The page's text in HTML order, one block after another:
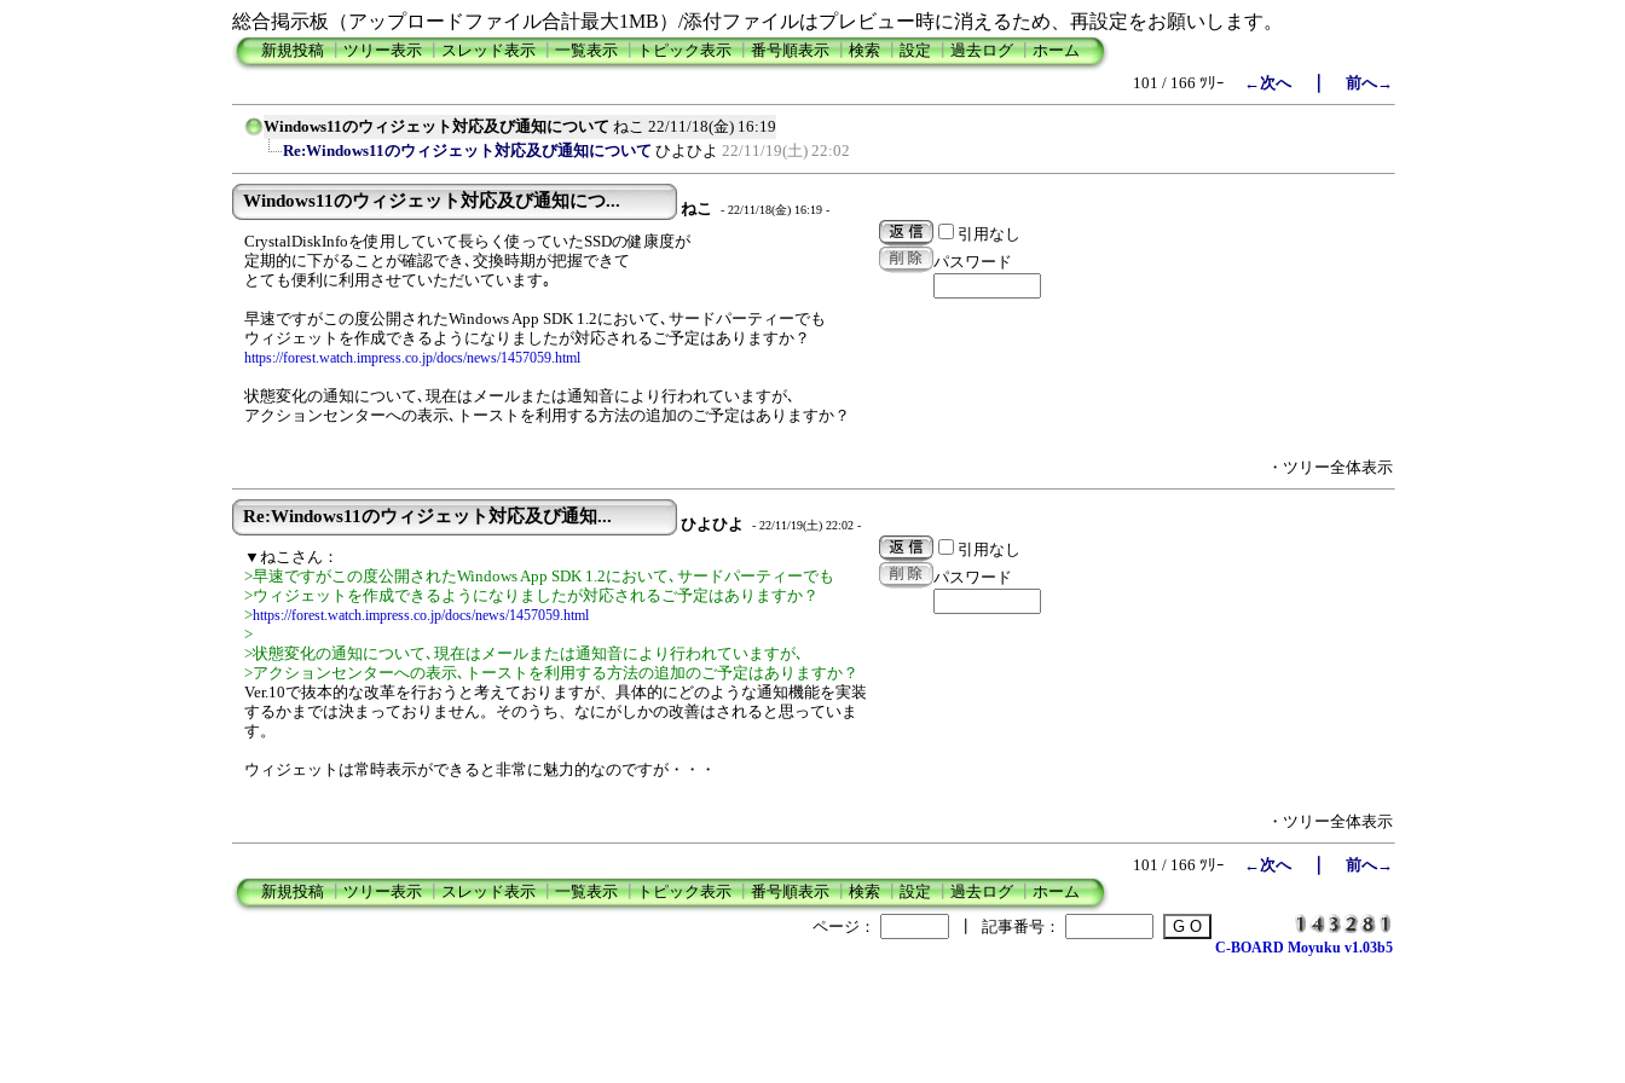
総合掲示板（アップロードファイル合計最大1MB）/添付ファイルはプレビュー時に消えるため、再設定をお願いします。
新規投稿┃ツリー表示┃スレッド表示┃一覧表示┃トピック表示┃番号順表示┃検索┃設定┃過去ログ┃ホーム
101 / 166 ﾂﾘｰ
←次へ｜ 前へ→
Windows11のウィジェット対応及び通知について ねこ 22/11/18(金) 16:19
Re:Windows11のウィジェット対応及び通知について ひよひよ 22/11/19(土) 22:02
Windows11のウィジェット対応及び通知につ... ねこ - 22/11/18(金) 16:19 -
CrystalDiskInfoを使用していて長らく使っていたSSDの健康度が
定期的に下がることが確認でき､交換時期が把握できて
とても便利に利用させていただいています｡
早速ですがこの度公開されたWindows App SDK 1.2において､サードパーティーでも
ウィジェットを作成できるようになりましたが対応されるご予定はありますか？
https://forest.watch.impress.co.jp/docs/news/1457059.html
状態変化の通知について､現在はメールまたは通知音により行われていますが､
アクションセンターへの表示､トーストを利用する方法の追加のご予定はありますか？
引用なし
パスワード
・ツリー全体表示
Re:Windows11のウィジェット対応及び通知... ひよひよ - 22/11/19(土) 22:02 -
▼ねこさん：
>早速ですがこの度公開されたWindows App SDK 1.2において､サードパーティーでも
>ウィジェットを作成できるようになりましたが対応されるご予定はありますか？
>https://forest.watch.impress.co.jp/docs/news/1457059.html
>
>状態変化の通知について､現在はメールまたは通知音により行われていますが､
>アクションセンターへの表示､トーストを利用する方法の追加のご予定はありますか？
Ver.10で抜本的な改革を行おうと考えておりますが、具体的にどのような通知機能を実装
するかまでは決まっておりません。そのうち、なにがしかの改善はされると思っていま
す。
ウィジェットは常時表示ができると非常に魅力的なのですが・・・
引用なし
パスワード
・ツリー全体表示
101 / 166 ﾂﾘｰ ←次へ｜ 前へ→
新規投稿┃ツリー表示┃スレッド表示┃一覧表示┃トピック表示┃番号順表示┃検索┃設定┃過去ログ┃ホーム
ページ：
記事番号：
C-BOARD Moyuku v1.03b5